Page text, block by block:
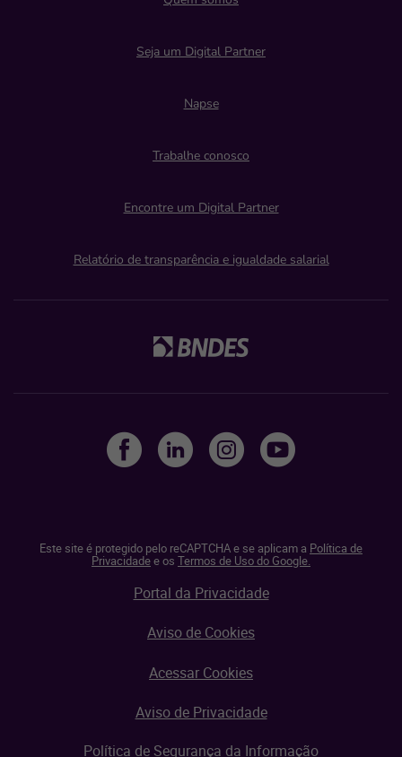
Seja um Digital Partner
Napse
Trabalhe conosco
Encontre um Digital Partner
Relatório de transparência e igualdade salarial
Este site é protegido pelo reCAPTCHA e se aplicam a Política de
Privacidadee os Termos de Uso do Google.
Portal da Privacidade
Aviso de Cookies
Acessar Cookies
Aviso de Privacidade
Política de Segurança da Informação